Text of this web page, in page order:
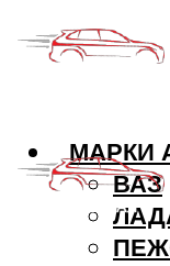
МАРКИ
ВАЗ